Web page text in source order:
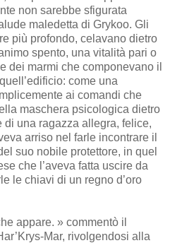
non sarebbe sfigurata
maledetta di Grykoo. Gli
più profondo, celavano dietro
spento, una vitalità pari o
dei marmi che componevano il
come una
ai comandi che
maschera psicologica dietro
di una ragazza allegra, felice,
arriso nel farle incontrare il
suo nobile protettore, in quel
che l’aveva fatta uscire da
le chiavi di un regno d’oro
appare. » commentò il
Mar, rivolgendosi alla